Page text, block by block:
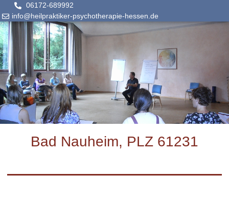
06172-689992
info@heilpraktiker-psychotherapie-hessen.de
Bad Nauheim, PLZ 61231